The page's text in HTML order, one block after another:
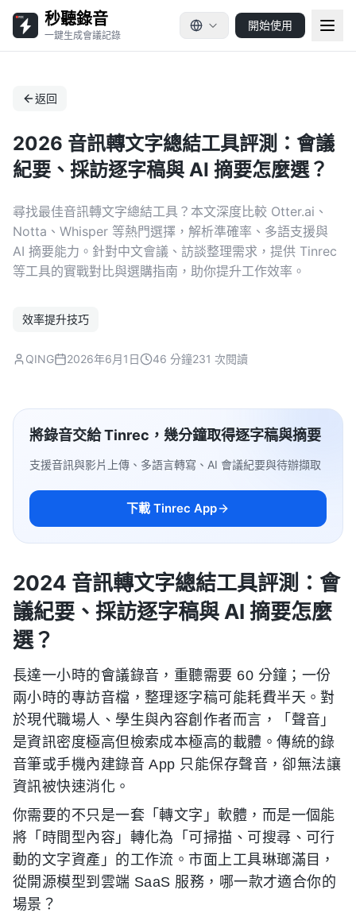
秒聽錄音
一鍵生成會議記錄
開始使用
返回
2026 音訊轉文字總結工具評測：會議
紀要、採訪逐字稿與 AI 摘要怎麼選？
尋找最佳音訊轉文字總結工具？本文深度比較 Otter.ai、
Notta、Whisper 等熱門選擇，解析準確率、多語支援與
AI 摘要能力。針對中文會議、訪談整理需求，提供 Tinrec
等工具的實戰對比與選購指南，助你提升工作效率。
效率提升技巧
QING 2026年6月1日 46 分鐘231 次閱讀
將錄音交給 Tinrec，幾分鐘取得逐字稿與摘要
支援音訊與影片上傳、多語言轉寫、AI 會議紀要與待辦擷取
下載 Tinrec App
2024 音訊轉文字總結工具評測：會
議紀要、採訪逐字稿與 AI 摘要怎麼
選？
長達一小時的會議錄音，重聽需要 60 分鐘；一份
兩小時的專訪音檔，整理逐字稿可能耗費半天。對
於現代職場人、學生與內容創作者而言，「聲音」
是資訊密度極高但檢索成本極高的載體。傳統的錄
音筆或手機內建錄音 App 只能保存聲音，卻無法讓
資訊被快速消化。
你需要的不只是一套「轉文字」軟體，而是一個能
將「時間型內容」轉化為「可掃描、可搜尋、可行
動的文字資產」的工作流。市面上工具琳瑯滿目，
從開源模型到雲端 SaaS 服務，哪一款才適合你的
場景？